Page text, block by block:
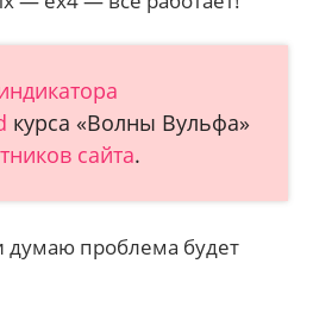
курса «Волны Вульфа»
сайта.
проблема будет